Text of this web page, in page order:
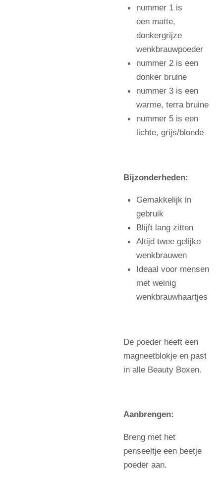
nummer 1 is
een matte,
donkergrijze
wenkbrauwpoeder
nummer 2 is een
donker bruine
nummer 3 is een
warme, terra bruine
nummer 5 is een
lichte, grijs/blonde
Bijzonderheden:
Gemakkelijk in
gebruik
Blijft lang zitten
Altijd twee gelijke
wenkbrauwen
Ideaal voor mensen
met weinig
wenkbrauwhaartjes
De poeder heeft een
magneetblokje en past
in alle Beauty Boxen.
Aanbrengen:
Breng met het
penseeltje een beetje
poeder aan.